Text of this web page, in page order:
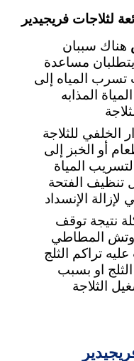
لثلاجات فريجيدير
هناك سببان
مساعدة
المياه إلى
المذابه
الخلفي للثلاجة
أو الخبز إلى
المياة
تنظيف الفتحة
الإنسداد
نتيجة توقف
المطاطي
تراكم الثلج
او بسبب
الثلاجة